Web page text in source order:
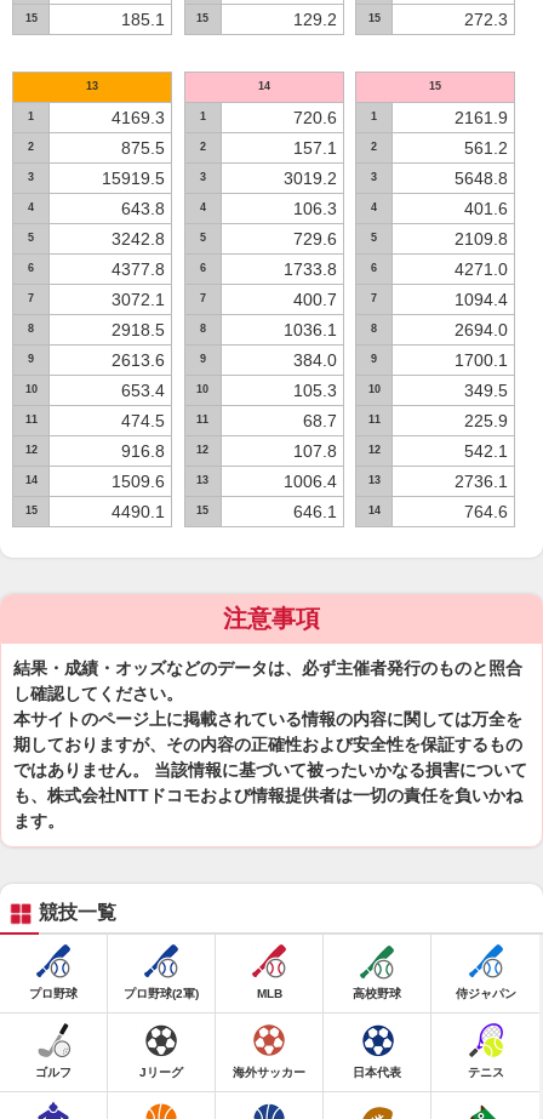
15 185.1 15 129.2 15 272.3
13
1 4169.3
2 875.5
3 15919.5
4 643.8
5 3242.8
6 4377.8
7 3072.1
8 2918.5
9 2613.6
10 653.4
11 474.5
12 916.8
14 1509.6
15 4490.1
14
1 720.6
2 157.1
3 3019.2
4 106.3
5 729.6
6 1733.8
7 400.7
8 1036.1
9 384.0
10 105.3
11 68.7
12 107.8
13 1006.4
15 646.1
15
1 2161.9
2 561.2
3 5648.8
4 401.6
5 2109.8
6 4271.0
7 1094.4
8 2694.0
9 1700.1
10 349.5
11 225.9
12 542.1
13 2736.1
14 764.6
注意事項
結果・成績・オッズなどのデータは、必ず主催者発行のものと照合
し確認してください。
本サイトのページ上に掲載されている情報の内容に関しては万全を
期しておりますが、その内容の正確性および安全性を保証するもの
ではありません。 当該情報に基づいて被ったいかなる損害について
も、株式会社NTTドコモおよび情報提供者は一切の責任を負いかね
ます。
競技一覧
プロ野球 プロ野球(2軍) MLB 高校野球 侍ジャパン
ゴルフ Jリーグ 海外サッカー 日本代表 テニス